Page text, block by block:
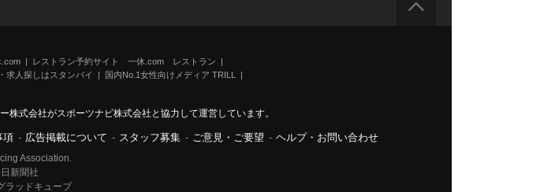
レストラン予約サイト 一休.com レストラン
求人探しはスタンバイ
国内No.1女性向けメディア TRILL
式会社がスポーツナビ株式会社と協力して運営しています。
項 - 広告掲載について - スタッフ募集 - ご意見・ご要望 - ヘルプ・お問い合わせ
Association.
新聞社
ラッドキューブ